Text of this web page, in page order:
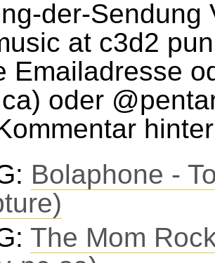
der-
at c3d2
Emailadresse
oder
Bolaphone -
The Mom